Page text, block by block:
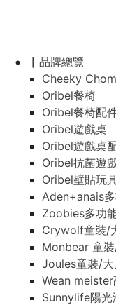
▏品牌總覽
Cheeky
Oribel餐椅
Oribel餐椅配
Oribel遊戲桌
Oribel遊戲桌
Oribel抗菌遊
Oribel壁貼玩
Aden+anais
Zoobies多功
Crywolf童裝/
Monbear 童
Joules童裝/大
Wean meister
Sunnylife陽光